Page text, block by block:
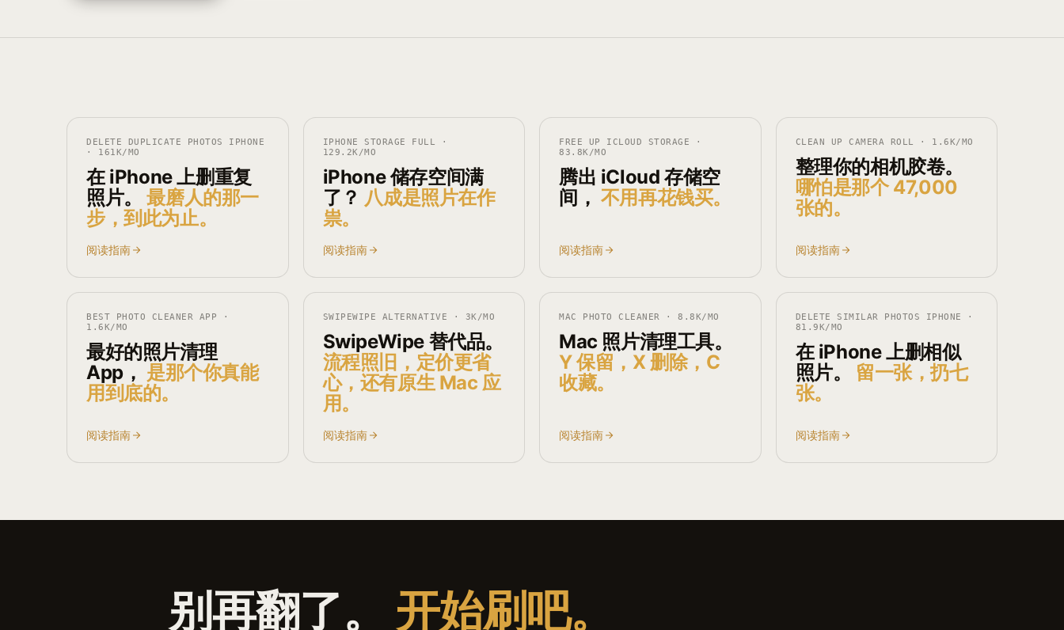
DELETE DUPLICATE PHOTOS IPHONE
· 161K/MO
在 iPhone 上删重复
照片。
最磨人的那一
步，到此为止。
阅读指南
IPHONE STORAGE FULL
·
129.2K /MO
iPhone 储存空间满
了？ 八成是照片在作
祟。
阅读指南
FREE UP ICLOUD STORAGE ·
83.8K /MO
腾出 iCloud 存储空
间， 不用再花钱买。
阅读指南
CLEAN UP CAMERA ROLL · 1.6K/MO
整理你的相机胶卷。
哪怕是那个 47,000
张的。
阅读指南
BEST PHOTO CLEANER APP ·
1.6K/MO
最好的照片清理
App， 是那个你真能
用到底的。
阅读指南
SWIPEWIPE ALTERNATIVE · 3K /MO
SwipeWipe 替代品。
流程照旧，定价更省
心，还有原生 Mac 应
用。
阅读指南
MAC PHOTO CLEANER · 8.8K/MO
Mac 照片清理工具。
Y 保留，X 删除，C
收藏。
阅读指南
DELETE SIMILAR PHOTOS IPHONE
·
81.9K/MO
在 iPhone 上删相似
照片。
留一张，扔七
张。
阅读指南
别再翻了。 开始刷吧。